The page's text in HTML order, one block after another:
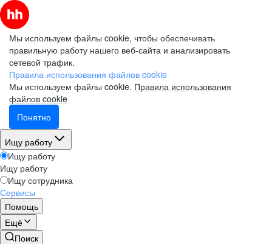
Мы используем файлы cookie, чтобы обеспечивать
правильную работу нашего веб-сайта и анализировать
сетевой трафик.
Правила использования файлов cookie
Мы используем файлы cookie. Правила использования
файлов cookie
Понятно
Ищу работу
Ищу работу
Ищу работу
Ищу сотрудника
Сервисы
Помощь
Ещё
Поиск